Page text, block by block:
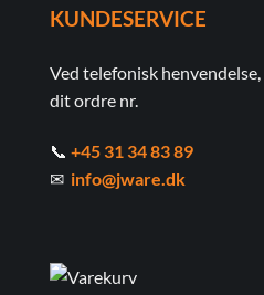
KUNDESERVICE
Ved telefonisk
dit ordre nr.
📞 +45 31 34 83 89
✉ info@jware.dk